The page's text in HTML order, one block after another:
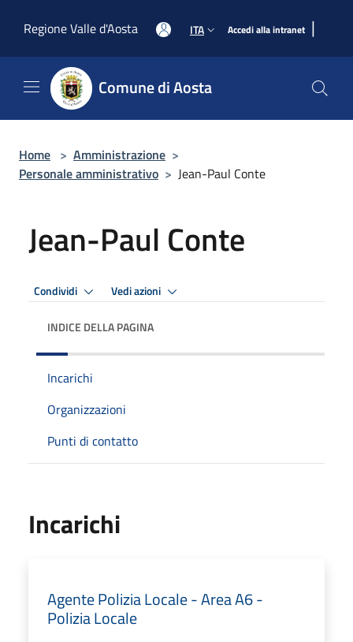
Regione Valle d'Aosta
ITA Accedi alla intranet |
Comune di Aosta
Home > Amministrazione >
Personale amministrativo > Jean-Paul Conte
Jean-Paul Conte
Condividi Vedi azioni
INDICE DELLA PAGINA
Incarichi
Organizzazioni
Punti di contatto
Incarichi
Agente Polizia Locale - Area A6 -
Polizia Locale